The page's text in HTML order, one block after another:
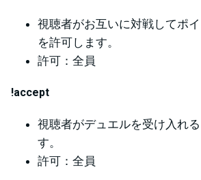
視聴者がお互いに対戦してポ
を許可します。
許可：全員
!accept
視聴者がデュエルを受け入れ
す。
許可：全員